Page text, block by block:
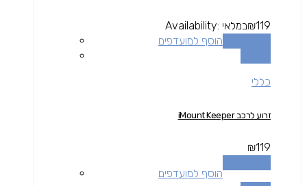
₪119
Availability: במלאי
הוסף למועדפים
כללי
זרוע לרכב iMount Keeper
₪119
הוסף למועדפים